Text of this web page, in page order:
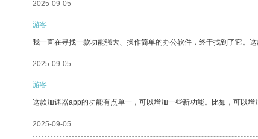
2025-09-05
游客
我一直在寻找一款功能强大、操作简单的办公软件，终于找到了它。
2025-09-05
游客
这款加速器app的功能有点单一，可以增加一些新功能。比如，可以
2025-09-05